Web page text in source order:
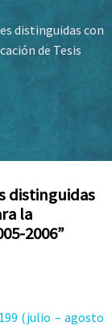
distinguidas con
de Tesis
distinguidas
la
2006”
(julio – agosto